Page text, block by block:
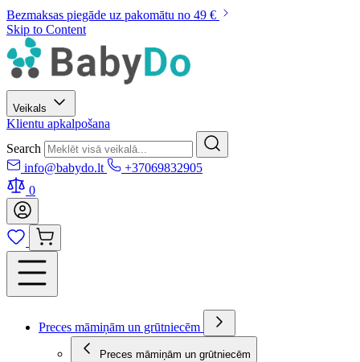
Bezmaksas piegāde uz pakomātu no 49 €
Skip to Content
Veikals
Klientu apkalpošana
Search
info@babydo.lt
+37069832905
0
Preces māmiņām un grūtniecēm
Preces māmiņām un grūtniecēm